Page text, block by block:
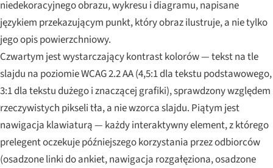
niedekoracyjnego obrazu, wykresu i diagramu, napisane
językiem przekazującym punkt, który obraz ilustruje, a nie tylko
jego opis powierzchniowy.
Czwartym jest wystarczający kontrast kolorów — tekst na tle
slajdu na poziomie WCAG 2.2 AA (4,5:1 dla tekstu podstawowego,
3:1 dla tekstu dużego i znaczącej grafiki), sprawdzony względem
rzeczywistych pikseli tła, a nie wzorca slajdu. Piątym jest
nawigacja klawiaturą — każdy interaktywny element, z którego
prelegent oczekuje późniejszego korzystania przez odbiorców
(osadzone linki do ankiet, nawigacja rozgałęziona, osadzone